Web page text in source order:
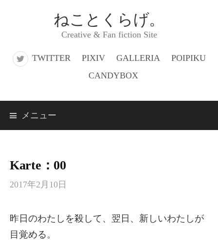
ス
ねことくらげ。
Creative & Fan fiction Site
TWITTER PIXIV GALLERIA
POIPIKU
CANDYBOX
メニュー
Karte：00
2017年2月10日
昨日のわたしを殺して、翌日、新しいわたしが
目覚める。